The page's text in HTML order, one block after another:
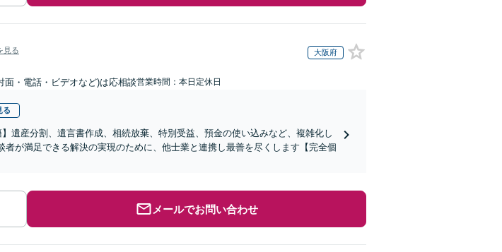
見る 大阪府
面・電話・ビデオなど)は応相談営業時間：本日定休日
る
】遺産分割、遺言書作成、相続放棄、特別受益、預金の使い込みなど、複雑化し
者が満足できる解決の実現のために、他士業と連携し最善を尽くします【完全個
メールでお問い合わせ